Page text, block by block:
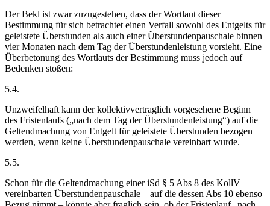
Der Bekl ist zwar zuzugestehen, dass der Wortlaut dieser
Bestimmung für sich betrachtet einen Verfall sowohl des Entgelts für
geleistete Überstunden als auch einer Überstundenpauschale binnen
vier Monaten nach dem Tag der Überstundenleistung vorsieht. Eine
Überbetonung des Wortlauts der Bestimmung muss jedoch auf
Bedenken stoßen:
5.4.
Unzweifelhaft kann der kollektivvertraglich vorgesehene Beginn
des Fristenlaufs („nach dem Tag der Überstundenleistung“) auf die
Geltendmachung von Entgelt für geleistete Überstunden bezogen
werden, wenn keine Überstundenpauschale vereinbart wurde.
5.5.
Schon für die Geltendmachung einer iSd § 5 Abs 8 des KollV
vereinbarten Überstundenpauschale – auf die dessen Abs 10 ebenso